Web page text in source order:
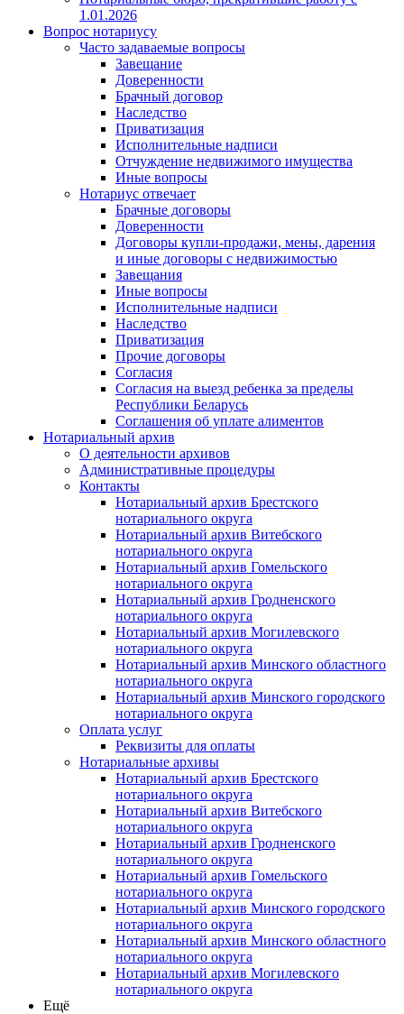
1.01.2026
Вопрос нотариусу
Часто задаваемые вопросы
Завещание
Доверенности
Брачный договор
Наследство
Приватизация
Исполнительные надписи
Отчуждение недвижимого имущества
Иные вопросы
Нотариус отвечает
Брачные договоры
Доверенности
Договоры купли-продажи, мены, дарения
и иные договоры с недвижимостью
Завещания
Иные вопросы
Исполнительные надписи
Наследство
Приватизация
Прочие договоры
Согласия
Согласия на выезд ребенка за пределы
Республики Беларусь
Соглашения об уплате алиментов
Нотариальный архив
О деятельности архивов
Административные процедуры
Контакты
Нотариальный архив Брестского
нотариального округа
Нотариальный архив Витебского
нотариального округа
Нотариальный архив Гомельского
нотариального округа
Нотариальный архив Гродненского
нотариального округа
Нотариальный архив Могилевского
нотариального округа
Нотариальный архив Минского областного
нотариального округа
Нотариальный архив Минского городского
нотариального округа
Оплата услуг
Реквизиты для оплаты
Нотариальные архивы
Нотариальный архив Брестского
нотариального округа
Нотариальный архив Витебского
нотариального округа
Нотариальный архив Гродненского
нотариального округа
Нотариальный архив Гомельского
нотариального округа
Нотариальный архив Минского городского
нотариального округа
Нотариальный архив Минского областного
нотариального округа
Нотариальный архив Могилевского
нотариального округа
Ещё